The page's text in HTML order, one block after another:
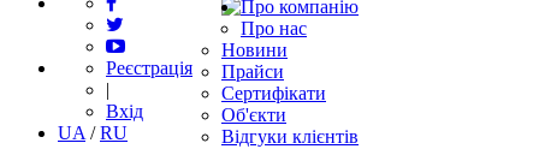
Реєстрація
|
Вхід
UA /RU
Про компанію
Про нас
Новини
Прайси
Сертифікати
Об'єкти
Відгуки клієнтів